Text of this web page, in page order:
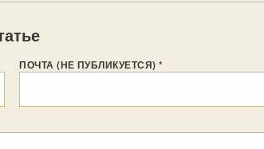
ПОЧТА (НЕ ПУБЛИКУЕТСЯ)*